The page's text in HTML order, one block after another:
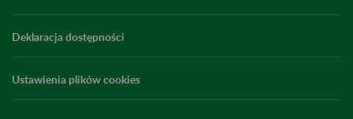
Deklaracja dostępności
Ustawienia plików cookies